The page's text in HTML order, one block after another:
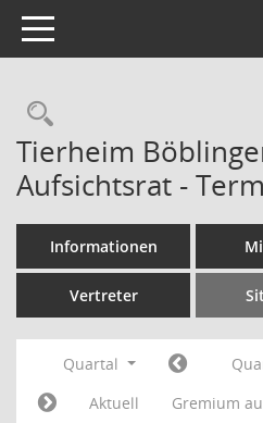
Toggle navigation
Rechercheauswahl
Tierheim
Aufsichtsrat -
Informationen
Vertreter
Quartal
Aktuell
Gremium